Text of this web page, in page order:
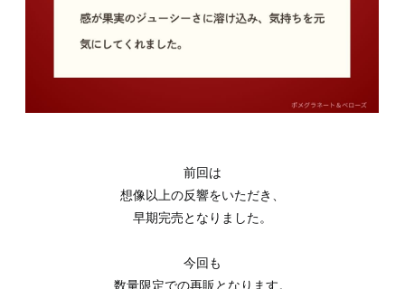
前回は
想像以上の反響をいただき、
早期完売となりました。
今回も
数量限定での再販となります。